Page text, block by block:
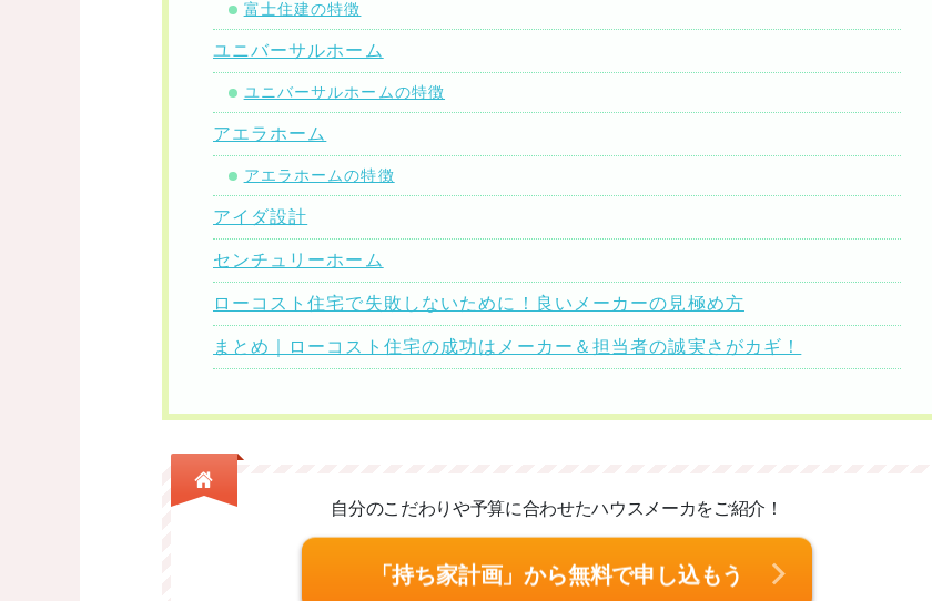
富士住建の特徴
ユニバーサルホーム
ユニバーサルホームの特徴
アエラホーム
アエラホームの特徴
アイダ設計
センチュリーホーム
ローコスト住宅で失敗しないために！良いメーカーの見極め方
まとめ｜ローコスト住宅の成功はメーカー＆担当者の誠実さがカギ！
自分のこだわりや予算に合わせたハウスメーカをご紹介！
「持ち家計画」から無料で申し込もう